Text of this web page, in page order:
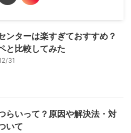
ンターは楽すぎておすすめ？
と比較してみた
31
らいって？原因や解決法・対
いて